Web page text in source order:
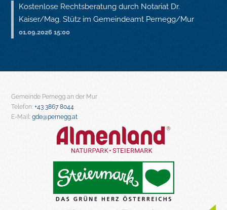
Kostenlose Rechtsberatung durch Notariat Dr.
Kaiser/Mag. Stütz im Gemeindeamt Pernegg/Mur
01.09.2026 15:00
Gemeinde Pernegg an der Mur
Telefon: +43 3867 8044
E-Mail: gde@pernegg.at